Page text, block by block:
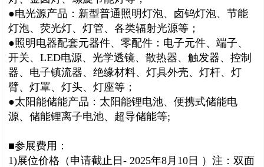
●电光源产品：新型普通照明灯泡、卤钨灯泡、节能
灯泡、荧光灯、灯管、各类辐射光源等；
●照明电器配套元器件、零配件：电子元件、端子、
开关、LED电源、光学透镜、散热器、触发器、控制
器、电子镇流器、绝缘材料、灯具外壳、灯杆、灯
臂、灯罩、灯头、灯座等；
●太阳能储能产品：太阳能锂电池、便携式储能电
源、储能锂离子电池、超导储能等;
■参展费用：
1)展位价格（申请截止日- 2025年8月10日 ）注：双面